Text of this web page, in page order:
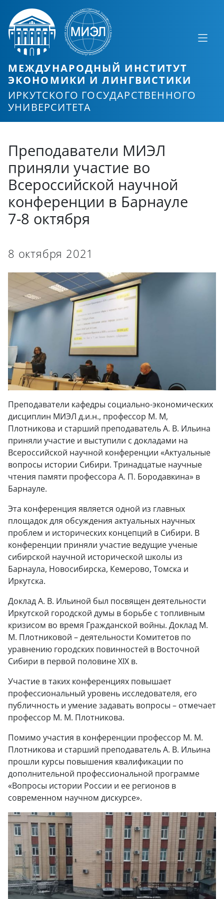
МЕЖДУНАРОДНЫЙ ИНСТИТУТ
ЭКОНОМИКИ И ЛИНГВИСТИКИ
ИРКУТСКОГО ГОСУДАРСТВЕННОГО
УНИВЕРСИТЕТА
Преподаватели МИЭЛ
приняли участие во
Всероссийской научной
конференции в Барнауле
7-8 октября
8 октября 2021
Преподаватели кафедры социально-экономических
дисциплин МИЭЛ д.и.н., профессор М. М,
Плотникова и старший преподаватель А. В. Ильина
приняли участие и выступили с докладами на
Всероссийской научной конференции «Актуальные
вопросы истории Сибири. Тринадцатые научные
чтения памяти профессора А. П. Бородавкина» в
Барнауле.
Эта конференция является одной из главных
площадок для обсуждения актуальных научных
проблем и исторических концепций в Сибири. В
конференции приняли участие ведущие ученые
сибирской научной исторической школы из
Барнаула, Новосибирска, Кемерово, Томска и
Иркутска.
Доклад А. В. Ильиной был посвящен деятельности
Иркутской городской думы в борьбе с топливным
кризисом во время Гражданской войны. Доклад М.
М. Плотниковой – деятельности Комитетов по
уравнению городских повинностей в Восточной
Сибири в первой половине XIX в.
Участие в таких конференциях повышает
профессиональный уровень исследователя, его
публичность и умение задавать вопросы – отмечает
профессор М. М. Плотникова.
Помимо участия в конференции профессор М. М.
Плотникова и старший преподаватель А. В. Ильина
прошли курсы повышения квалификации по
дополнительной профессиональной программе
«Вопросы истории России и ее регионов в
современном научном дискурсе».